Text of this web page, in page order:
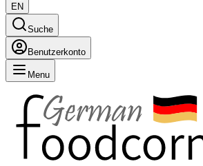
EN
Suche
Benutzerkonto
Menu